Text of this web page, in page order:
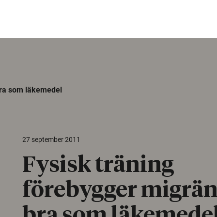
som läkemedel
27 september 2011
Fysisk träning
förebygger